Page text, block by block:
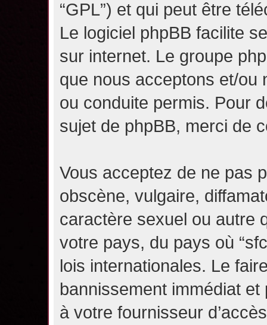
“GPL”) et qui peut être
Le logiciel phpBB facilite
sur internet. Le groupe
que nous acceptons et/ou
ou conduite permis. Pour
sujet de phpBB, merci de
Vous acceptez de ne pas
obscène, vulgaire,
caractère sexuel ou autre
votre pays, du pays où
lois internationales. Le
bannissement immédiat
à votre fournisseur